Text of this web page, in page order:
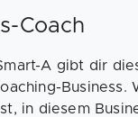
Coach
A gibt dir
in diesem